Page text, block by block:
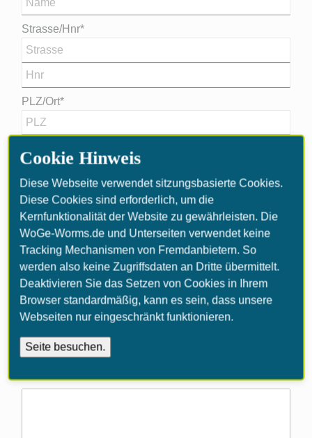
Cookie Hinweis
Diese Webseite verwendet sitzungsbasierte Cookies.
Diese Cookies sind erforderlich, um die
Kernfunktionalität der Website zu gewährleisten. Die
WoGe-Worms.de und Unterseiten verwendet keine
Tracking Mechanismen von Fremdanbietern. So
werden also keine Zugriffsdaten an Dritte übermittelt.
Deaktivieren Sie das Setzen von Cookies in Ihrem
Browser standardmäßig, kann es sein, dass unsere
Webseiten nur eingeschränkt funktionieren.
Strasse/Hnr*
PLZ/Ort*
Telefonnummer*
Sie erhalten eine Kopie Ihrer Anmeldung per Mail.